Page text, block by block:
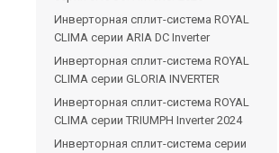
Инверторная сплит-система ROYAL
CLIMA серии ARIA DC Inverter
Инверторная сплит-система ROYAL
CLIMA серии GLORIA INVERTER
Инверторная сплит-система ROYAL
CLIMA серии TRIUMPH Inverter 2024
Инверторная сплит-система серии